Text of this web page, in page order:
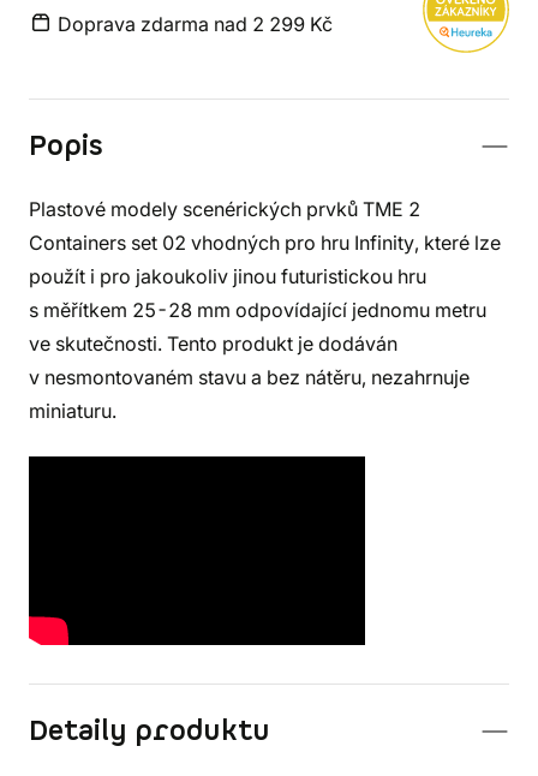
Doprava zdarma nad 2 299 Kč
Popis
Plastové modely scenérických prvků TME 2
Containers set 02 vhodných pro hru Infinity, které lze
použít i pro jakoukoliv jinou futuristickou hru
s měřítkem 25-28 mm odpovídající jednomu metru
ve skutečnosti. Tento produkt je dodáván
v nesmontovaném stavu a bez nátěru, nezahrnuje
miniaturu.
Detaily produktu